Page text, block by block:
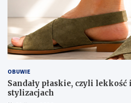
OBUWIE
Sandały płaskie, czyli
stylizacjach